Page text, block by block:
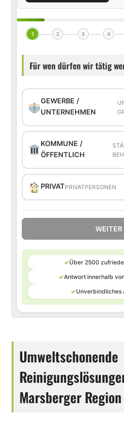
1 2 3 4
Für wen dürfen wir tätig
GEWERBE /
UNTERNEHMEN
KOMMUNE /
ÖFFENTLICH
PRIVATPRIVATPERSONEN
WEITER
✓Über 2500
✓Antwort innerhalb
✓Unverbindliches
Umweltschonende
Marsberger Region